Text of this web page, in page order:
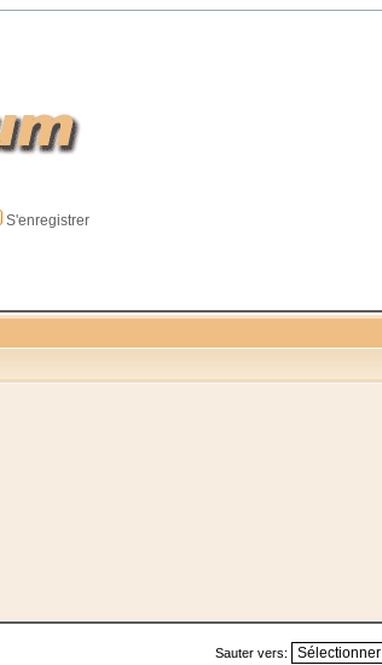
S'enregistrer
Sauter vers: